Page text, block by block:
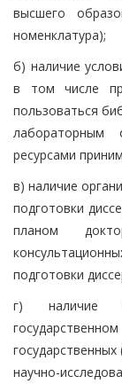
высшего
номенклатура);
б) наличие
в том числе
пользоваться
ресурсами
в) наличие
подготовки
планом
подготовки
г) наличие в
научно-